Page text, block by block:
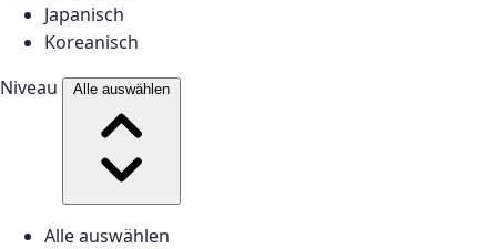
Japanisch
Koreanisch
Niveau
Alle auswählen
Alle auswählen